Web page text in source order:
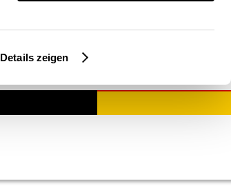
Details zeigen